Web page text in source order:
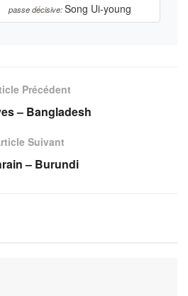
passe décisive:Song Ui-young
Précédent
– Bangladesh
Suivant
– Burundi